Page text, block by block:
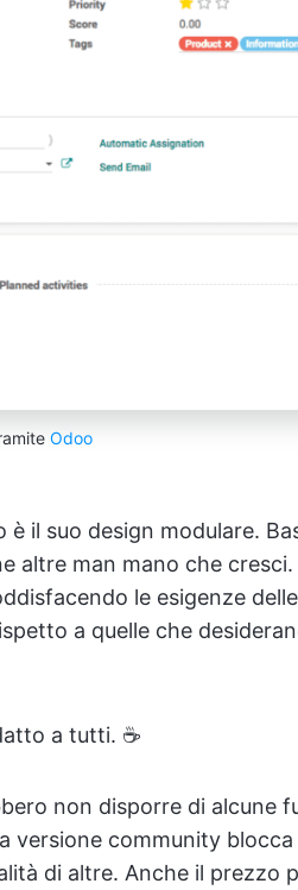
Odoo
il suo design modulare.
altre man mano che
le esigenze
a quelle che
a tutti. ☕️
non disporre di alcune
versione community
di altre. Anche il prezzo